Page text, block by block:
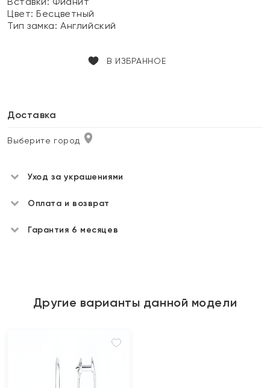
Цвет:Бесцветный
Тип замка:Английский
В ИЗБРАННОЕ
Доставка
Выберите город
Уход за украшениями
Оплата и возврат
Гарантия 6 месяцев
Другие варианты данной модели